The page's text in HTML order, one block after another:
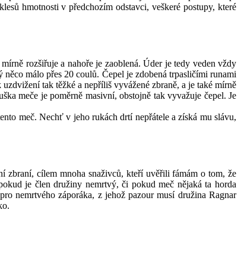
hmotnosti v předchozím odstavci, veškeré postupy, které
rozšiřuje a nahoře je zaoblená. Úder je tedy veden vždy
málo přes 20 coulů. Čepel je zdobená trpasličími runami
tak těžké a nepříliš vyvážené zbraně, a je také mírně
meče je poměrně masivní, obstojně tak vyvažuje čepel. Je
meč. Nechť v jeho rukách drtí nepřátele a získá mu slávu,
zbraní, cílem mnoha snaživců, kteří uvěřili fámám o tom, že
je člen družiny nemrtvý, či pokud meč nějaká ta horda
nemrtvého záporáka, z jehož pazour musí družina Ragnar